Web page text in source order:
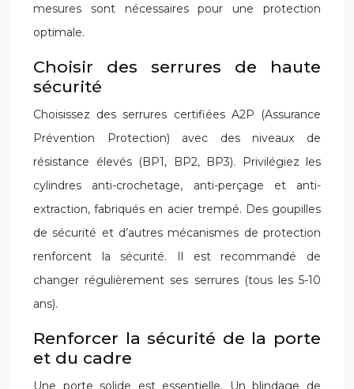
mesures sont nécessaires pour une protection
optimale.
Choisir des serrures de haute
sécurité
Choisissez des serrures certifiées A2P (Assurance
Prévention Protection) avec des niveaux de
résistance élevés (BP1, BP2, BP3). Privilégiez les
cylindres anti-crochetage, anti-perçage et anti-
extraction, fabriqués en acier trempé. Des goupilles
de sécurité et d’autres mécanismes de protection
renforcent la sécurité. Il est recommandé de
changer régulièrement ses serrures (tous les 5-10
ans).
Renforcer la sécurité de la porte
et du cadre
Une porte solide est essentielle. Un blindage de